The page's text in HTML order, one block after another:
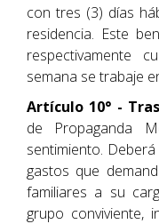
con tres (3) días
residencia. Este
respectivamente
semana se trabaje
Artículo 10° -
de Propaganda
sentimiento.
gastos que
familiares a su
grupo conviviente,